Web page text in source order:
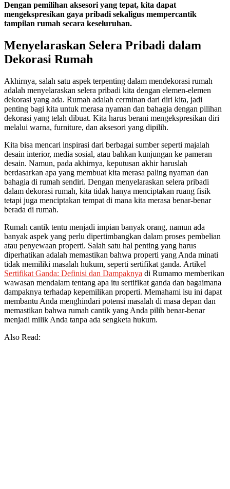
Dengan pemilihan aksesori yang tepat, kita dapat
mengekspresikan gaya pribadi sekaligus mempercantik
tampilan rumah secara keseluruhan.
Menyelaraskan Selera Pribadi dalam
Dekorasi Rumah
Akhirnya, salah satu aspek terpenting dalam mendekorasi rumah
adalah menyelaraskan selera pribadi kita dengan elemen-elemen
dekorasi yang ada. Rumah adalah cerminan dari diri kita, jadi
penting bagi kita untuk merasa nyaman dan bahagia dengan pilihan
dekorasi yang telah dibuat. Kita harus berani mengekspresikan diri
melalui warna, furniture, dan aksesori yang dipilih.
Kita bisa mencari inspirasi dari berbagai sumber seperti majalah
desain interior, media sosial, atau bahkan kunjungan ke pameran
desain. Namun, pada akhirnya, keputusan akhir haruslah
berdasarkan apa yang membuat kita merasa paling nyaman dan
bahagia di rumah sendiri. Dengan menyelaraskan selera pribadi
dalam dekorasi rumah, kita tidak hanya menciptakan ruang fisik
tetapi juga menciptakan tempat di mana kita merasa benar-benar
berada di rumah.
Rumah cantik tentu menjadi impian banyak orang, namun ada
banyak aspek yang perlu dipertimbangkan dalam proses pembelian
atau penyewaan properti. Salah satu hal penting yang harus
diperhatikan adalah memastikan bahwa properti yang Anda minati
tidak memiliki masalah hukum, seperti sertifikat ganda. Artikel
Sertifikat Ganda: Definisi dan Dampaknya di Rumamo memberikan
wawasan mendalam tentang apa itu sertifikat ganda dan bagaimana
dampaknya terhadap kepemilikan properti. Memahami isu ini dapat
membantu Anda menghindari potensi masalah di masa depan dan
memastikan bahwa rumah cantik yang Anda pilih benar-benar
menjadi milik Anda tanpa ada sengketa hukum.
Also Read: